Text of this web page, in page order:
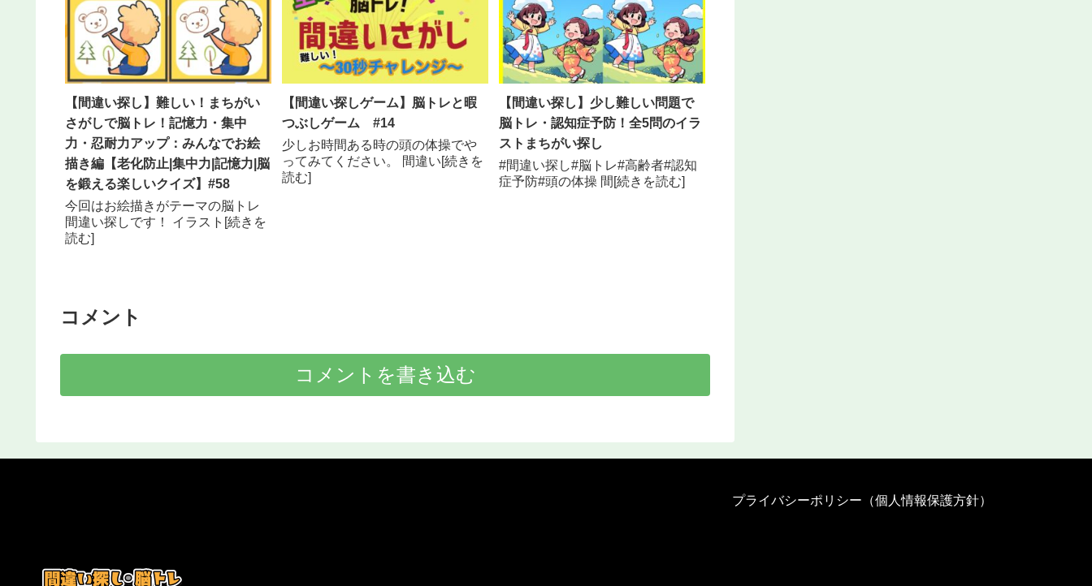
【間違い探し】難しい！まちがい
さがしで脳トレ！記憶力・集中
力・忍耐力アップ：みんなでお絵
描き編【老化防止|集中力|記憶力|脳
を鍛える楽しいクイズ】#58
今回はお絵描きがテーマの脳トレ
間違い探しです！ イラスト[続きを
読む]
【間違い探しゲーム】脳トレと暇
つぶしゲーム #14
少しお時間ある時の頭の体操でや
ってみてください。 間違い[続きを
読む]
【間違い探し】少し難しい問題で
脳トレ・認知症予防！全5問のイラ
ストまちがい探し
#間違い探し#脳トレ#高齢者#認知
症予防#頭の体操 間[続きを読む]
コメント
コメントを書き込む
プライバシーポリシー（個人情報保護方針）